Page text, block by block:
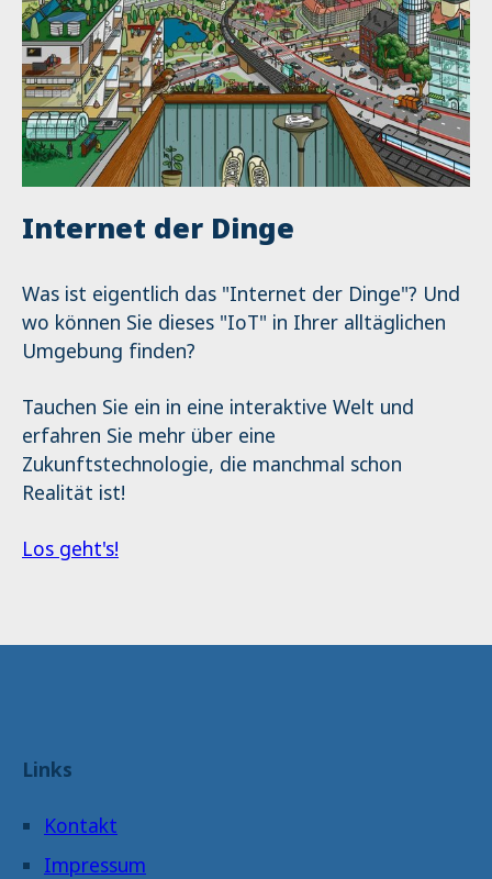
Internet der Dinge
Was ist eigentlich das "Internet der Dinge"? Und
wo können Sie dieses "IoT" in Ihrer alltäglichen
Umgebung finden?
Tauchen Sie ein in eine interaktive Welt und
erfahren Sie mehr über eine
Zukunftstechnologie, die manchmal schon
Realität ist!
Los geht's!
Links
Kontakt
Impressum